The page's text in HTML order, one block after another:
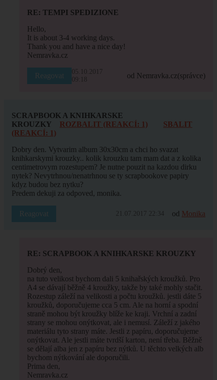
RE: TEMPI SPEDIZIONE
Hello,
It is about 3-4 working days.
Thank you and have a nice day!
Nemravka.cz
Reagovat
05.10.2017
09:18
od Nemravka.cz(správce)
SCRAPBOOK A KNIHKARSKE
KROUZKY
ROZBALIT (REAKCÍ: 1)
SBALIT
(REAKCÍ: 1)
Dobry den. Vytvarim album 30x30cm a chci ho svazat
knihkarskymi krouzky.. kolik krouzku tam mam dat a z kolika
centimetrovym rozestupem? Je nutne pouzit na kazdou dirku
nytek? Nevytrhnou/nenatrhnou se ty scrapbookove papiry
kdyz budou bez nytku?
Predem dekuji za odpoved, monika.
Reagovat 21.07.2017 22:34 od Monika
RE: SCRAPBOOK A KNIHKARSKE KROUZKY
Dobrý den,
na tuto velikost bychom dali 5 knihařských kroužků. Pro
A4 se dávají běžně 4 kroužky, takže by také mohly stačit.
Rozestup záleží na velikosti a počtu kroužků. jestli dáte 5
kroužků, doporučujeme cca 5 cm. Ale na horní a spodní
straně mohou být kroužky blíže ke kraji. Vrchní a zadní
strany se mohou onýtkovat, ale i nemusí. Záleží z jakého
materiálu tyto strany máte. Jestli z papíru, doporučujeme
onýtkovat. Ale jestli máte tvrdší karton, není třeba. Běžně
se dělají alba jen z papíru bez nýtků. U těchto velkých alb
bychom nýtkování ale doporučili.
Prima den,
Nemravka.cz